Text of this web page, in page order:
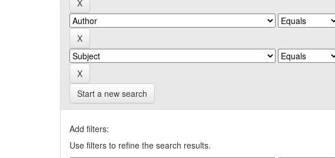
Start a new search
Add filters:
Use filters to refine the search results.